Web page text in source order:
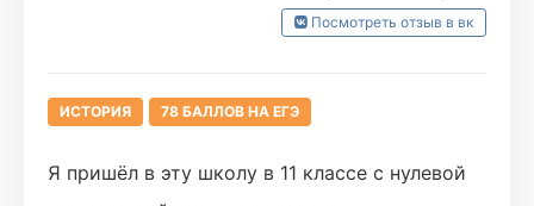
Посмотреть отзыв в вк
ИСТОРИЯ 78 БАЛЛОВ НА ЕГЭ
Я пришёл в эту школу в 11 классе с нулевой